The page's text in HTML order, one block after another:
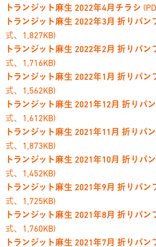
トランジット麻生 2022年4月チラシ
トランジット麻生 2022年3月 折りパン
式、1,827KB)
トランジット麻生 2022年2月 折りパン
式、1,716KB)
トランジット麻生 2022年1月 折りパン
式、1,562KB)
トランジット麻生 2021年12月 折りパ
式、1,612KB)
トランジット麻生 2021年11月 折りパ
式、1,873KB)
トランジット麻生 2021年10月 折りパ
式、1,452KB)
トランジット麻生 2021年9月 折りパン
式、1,725KB)
トランジット麻生 2021年8月 折りパン
式、1,760KB)
トランジット麻生 2021年7月 折りパン